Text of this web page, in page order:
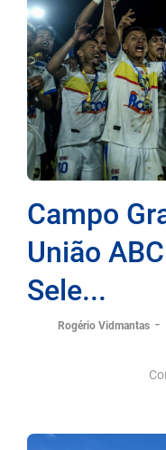
Campo
União
Sele...
Rogério Vidmantas -